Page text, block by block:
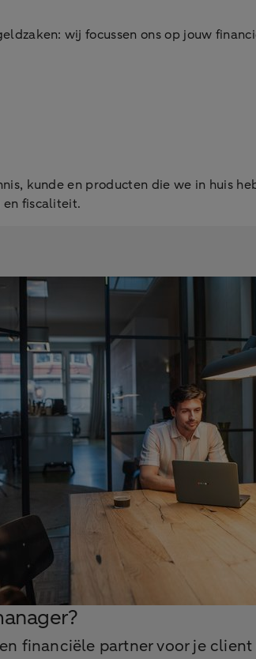
wij focussen ons op jouw
kunde en producten die we in huis
en fiscaliteit.
financiële partner voor je client